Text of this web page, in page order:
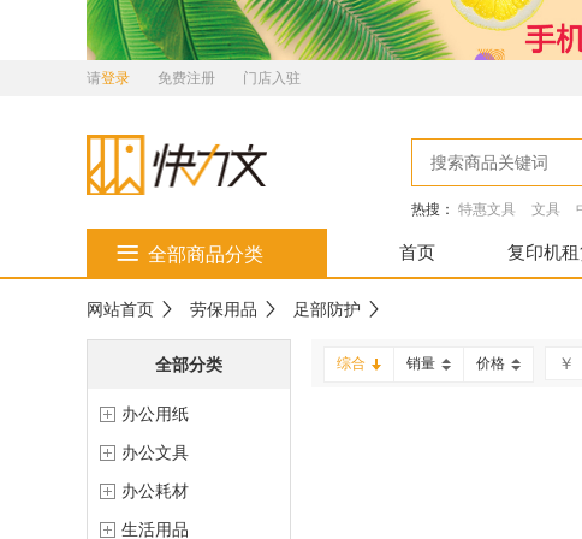
请登录 免费注册 门店入驻
热搜： 特惠文具 文具
全部商品分类 首页 复印机
网站首页 劳保用品 足部防护
全部分类
办公用纸
办公文具
办公耗材
生活用品
综合 销量 价格